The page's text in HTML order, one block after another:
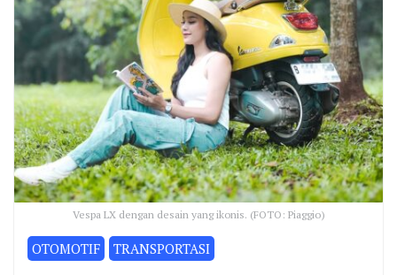
Vespa LX dengan desain yang ikonis. (FOTO: Piaggio)
OTOMOTIF TRANSPORTASI